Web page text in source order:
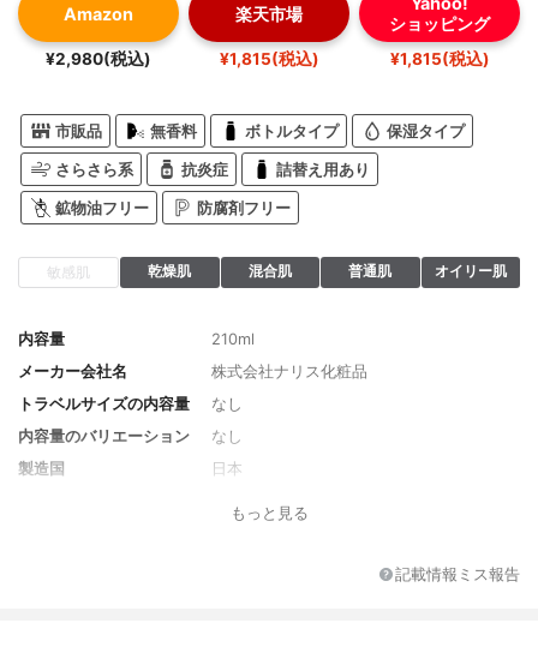
Amazon
¥2,980(税込)
楽天市場
¥1,815(税込)
ショッピング
¥1,815(税込)
市販品 無香料 ボトルタイプ 保湿タイプ
さらさら系 抗炎症 詰替え用あり
鉱物油フリー 防腐剤フリー
敏感肌 乾燥肌 混合肌 普通肌 オイリー肌
内容量
210ml
メーカー会社名
株式会社ナリス化粧品
トラベルサイズの内容量
なし
内容量のバリエーション
なし
製造国
日本
もっと見る
記載情報ミス報告